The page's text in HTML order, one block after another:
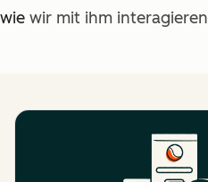
wie wir mit ihm interagieren